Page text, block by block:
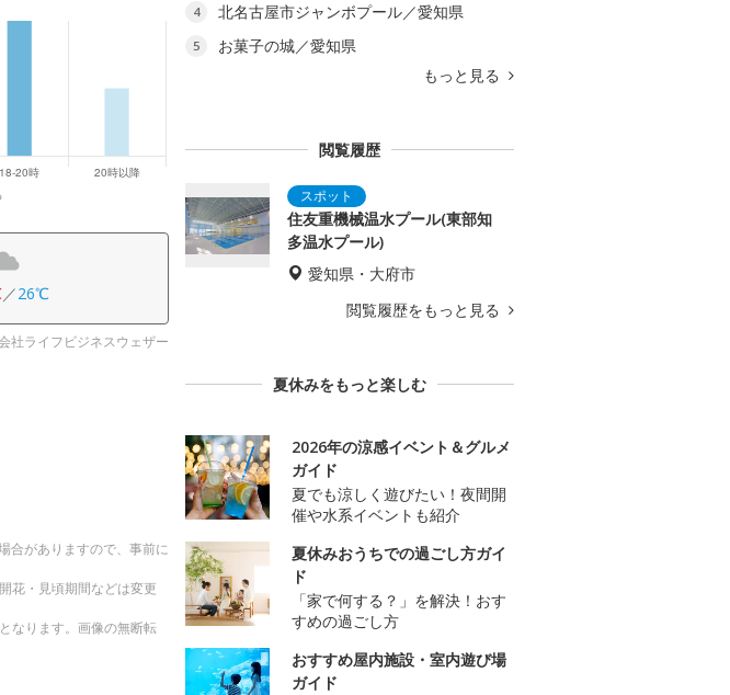
／26℃
社ライフビジネスウェザー
合がありますので、事前に
花・見頃期間などは変更
なります。画像の無断転
4 北名古屋市ジャンボプール／愛知県
5
お菓子の城／愛知県
もっと見る
閲覧履歴
住友重機械温水プール(東部知
多温水プール)
愛知県・大府市
閲覧履歴をもっと見る
夏休みをもっと楽しむ
2026年の涼感イベント＆グルメ
ガイド
夏でも涼しく遊びたい！夜間開
催や水系イベントも紹介
夏休みおうちでの過ごし方ガイ
ド
「家で何する？」を解決！おす
すめの過ごし方
おすすめ屋内施設・室内遊び場
ガイド